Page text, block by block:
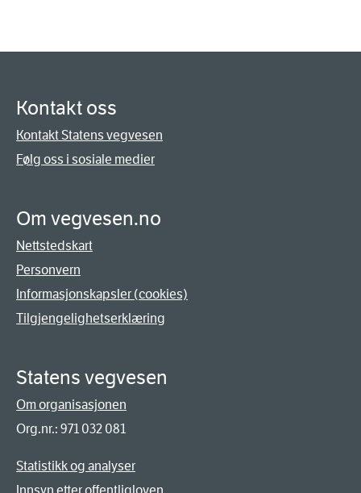
Kontakt oss
Kontakt Statens vegvesen
Følg oss i sosiale medier
Om vegvesen.no
Nettstedskart
Personvern
Informasjonskapsler (cookies)
Tilgjengelighetserklæring
Statens vegvesen
Om organisasjonen
Org.nr.: 971 032 081
Statistikk og analyser